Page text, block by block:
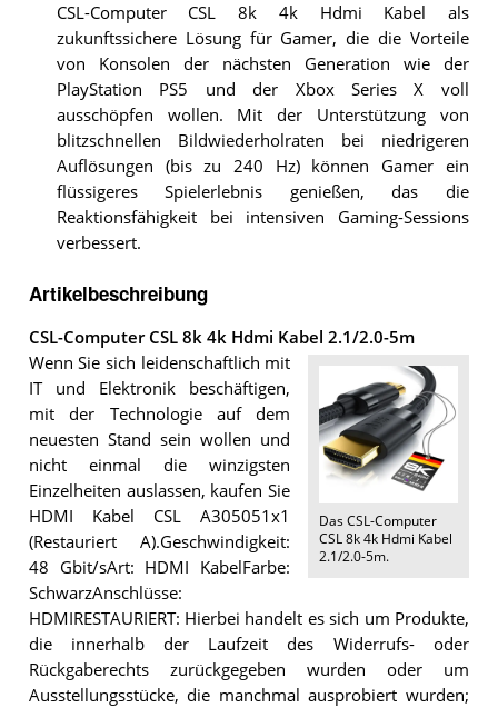
CSL-Computer CSL 8k 4k Hdmi Kabel als
zukunftssichere Lösung für Gamer, die die Vorteile
von Konsolen der nächsten Generation wie der
PlayStation PS5 und der Xbox Series X voll
ausschöpfen wollen. Mit der Unterstützung von
blitzschnellen Bildwiederholraten bei niedrigeren
Auflösungen (bis zu 240 Hz) können Gamer ein
flüssigeres Spielerlebnis genießen, das die
Reaktionsfähigkeit bei intensiven Gaming-Sessions
verbessert.
Artikelbeschreibung
CSL-Computer CSL 8k 4k Hdmi Kabel 2.1/2.0-5m
Das CSL-Computer
CSL 8k 4k Hdmi Kabel
2.1/2.0-5m.
Wenn Sie sich leidenschaftlich mit
IT und Elektronik beschäftigen,
mit der Technologie auf dem
neuesten Stand sein wollen und
nicht einmal die winzigsten
Einzelheiten auslassen, kaufen Sie
HDMI Kabel CSL A305051x1
(Restauriert A).Geschwindigkeit:
48 Gbit/sArt: HDMI KabelFarbe:
SchwarzAnschlüsse:
HDMIRESTAURIERT: Hierbei handelt es sich um Produkte,
die innerhalb der Laufzeit des Widerrufs- oder
Rückgaberechts zurückgegeben wurden oder um
Ausstellungsstücke, die manchmal ausprobiert wurden;